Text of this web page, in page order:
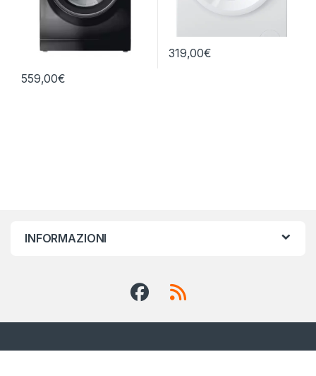
559,00€
319,00€
INFORMAZIONI